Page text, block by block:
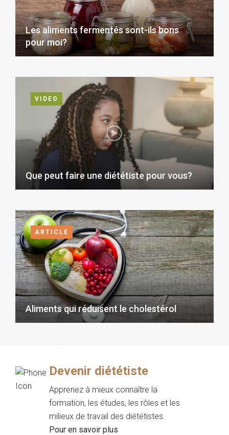
Les aliments fermentés sont-ils bons
pour moi?
VIDEO
Que peut faire une diététiste pour vous?
ARTICLE
Aliments qui réduisent le cholestérol
Devenir diététiste
Apprenez à mieux connaître la
formation, les études, les rôles et les
milieux de travail des diététistes.
Pour en savoir plus